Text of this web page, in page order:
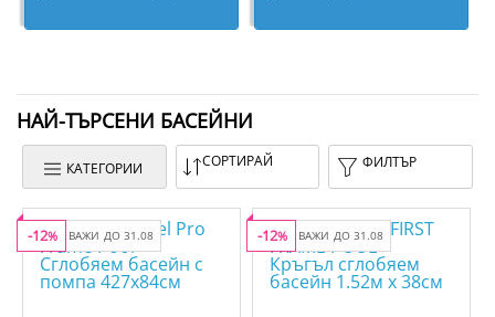
НАЙ-ТЪРСЕНИ БАСЕЙНИ
КАТЕГОРИИ СОРТИРАЙ ФИЛТЪР
ВАЖИ ДО 31.08
-12% ВАЖИ ДО 31.08
-12%